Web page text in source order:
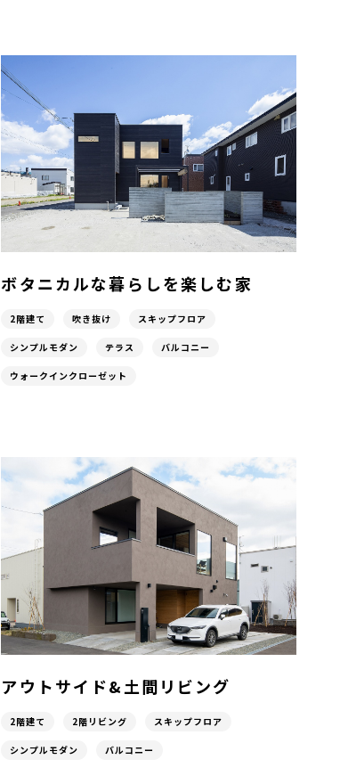
ボタニカルな暮らしを楽しむ家
2階建て 吹き抜け スキップフロア
シンプルモダン テラス バルコニー
ウォークインクローゼット
アウトサイド&土間リビング
2階建て 2階リビング スキップフロア
シンプルモダン バルコニー